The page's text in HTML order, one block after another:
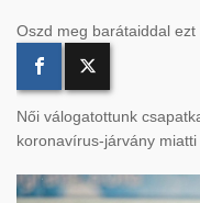
Oszd meg barátaiddal ezt
Női válogatottunk
koronavírus-járvány miatti